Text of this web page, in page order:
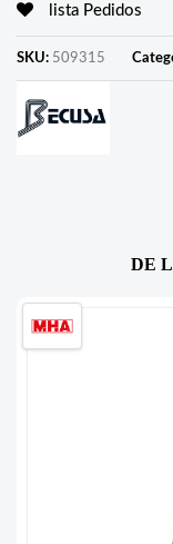
lista Pedidos
SKU: 509315
DE